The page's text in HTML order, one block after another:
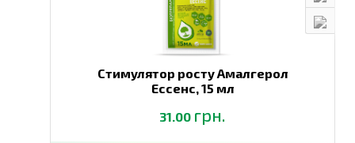
Стимулятор росту Амалгерол
Ессенс,15 мл
31.00 грн.